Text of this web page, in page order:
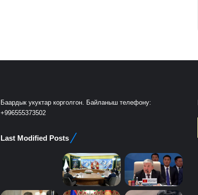
Баардык укуктар корголгон. Байланыш телефону:
+996555373502
Last Modified Posts